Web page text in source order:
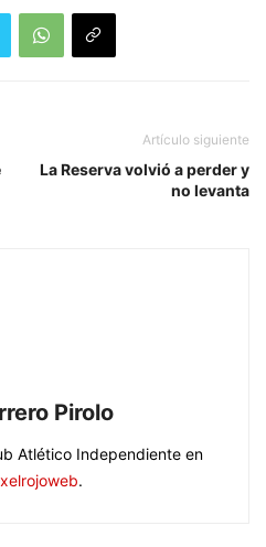
Artículo siguiente
La Reserva volvió a perder y
no levanta
Pirolo
Atlético Independiente en
.